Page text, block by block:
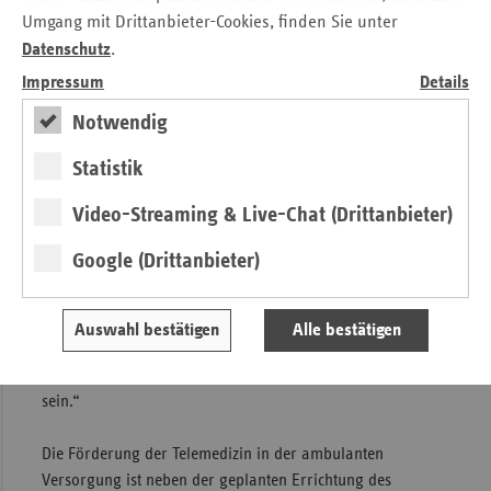
Umgang mit Drittanbieter-Cookies, finden Sie unter
Datenschutz.
Impressum
Details
Notwendig
Statistik
Video-Streaming & Live-Chat (Drittanbieter)
Google (Drittanbieter)
Auswahl bestätigen Alle bestätigen
Ärzte als auch für Patienten – im Versorgungsalltag einen
großen Nutzen darstellen. Ich begrüße die Initiative von
Minister Laumann, den Ausbau der Telemedizin in NRW
finanziell zu fördern, daher sehr“, sagt Thomas Müller,
Vorstandsmitglied der Kassenärztlichen Vereinigung
Westfalen-Lippe.
Beitrag zum Ausbau der Telemedizin in NRW“, sagt Dirk
der gesetzlichen Krankenkassen. „Wir hoffen, dass die
neuen Fördermöglichkeiten stark angenommen und zu
einem Ausbau der bereits in der Regelversorgung
vorhandenen Ansätze führen werden. Ziel muss die
sein.“
Die Förderung der Telemedizin in der ambulanten
Versorgung ist neben der geplanten Errichtung des